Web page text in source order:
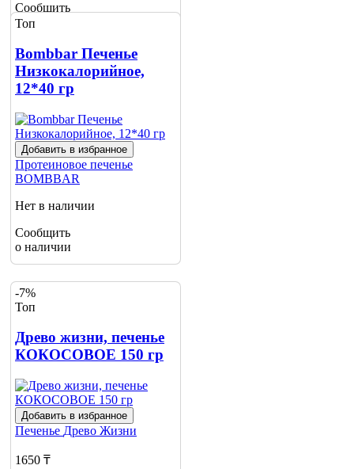
Сообщить
о наличии
Топ
Bombbar Печенье
Низкокалорийное,
12*40 гр
Добавить в избранное
Протеиновое печенье
BOMBBAR
Нет в наличии
Сообщить
о наличии
-7%
Топ
Древо жизни, печенье
КОКОСОВОЕ 150 гр
Добавить в избранное
Печенье Древо Жизни
1650 ₸